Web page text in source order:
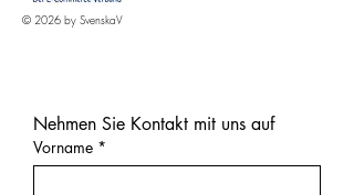
© 2026 by SvenskaV
Nehmen Sie Kontakt mit uns auf
Vorname *